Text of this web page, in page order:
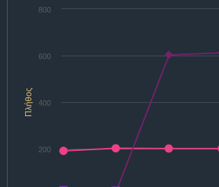
Πλήθος
200
400
600
800